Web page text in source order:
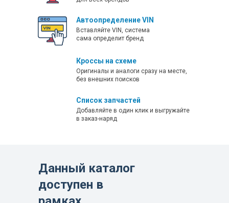
LIUGONG CLG 816G
LIUGONG CLG 835
LIUGONG CLG 835H
LIUGONG CLG 836
LIUGONG CLG 855N
LIUGONG CLG 856
LIUGONG CLG 888
LIUGONG CLG 904С
LIUGONG CLG 906С
Список запчастей
Добавляйте в один клик и выгружайте
в заказ-наряд
Кроссы на схеме
Оригиналы и аналоги сразу на месте,
без внешних поисков
Автоопределение VIN
Вставляйте VIN, система
сама определит бренд
Данный каталог
доступен в